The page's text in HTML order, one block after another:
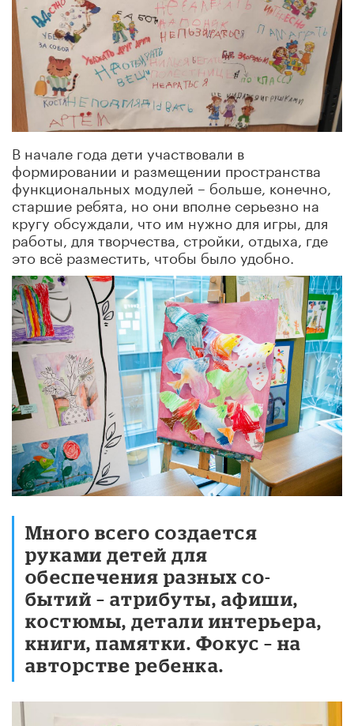
В начале года дети участвовали в
формировании и размещении пространства
функциональных модулей – больше, конечно,
старшие ребята, но они вполне серьезно на
кругу обсуждали, что им нужно для игры, для
работы, для творчества, стройки, отдыха, где
это всё разместить, чтобы было удобно.
Много всего создается
руками детей для
обеспечения разных со-
бытий – атрибуты, афиши,
костюмы, детали интерьера,
книги, памятки. Фокус – на
авторстве ребенка.